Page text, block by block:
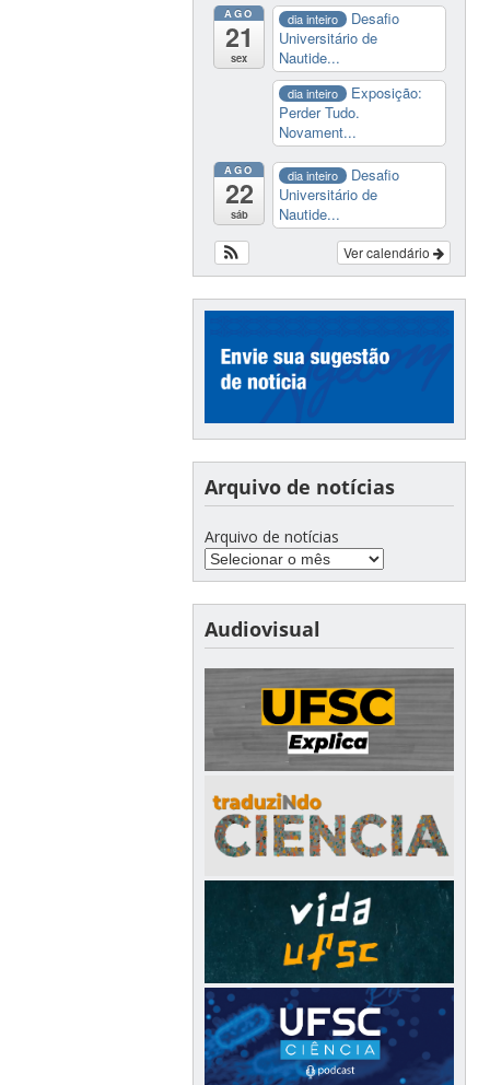
AGO
21
sex
dia inteiro
Desafio
Universitário de
Nautide...
dia inteiro
Exposição:
Perder Tudo.
Novament...
AGO
22
sáb
dia inteiro
Desafio
Universitário de
Nautide...
Ver calendário
Arquivo de notícias
Arquivo de notícias
Audiovisual